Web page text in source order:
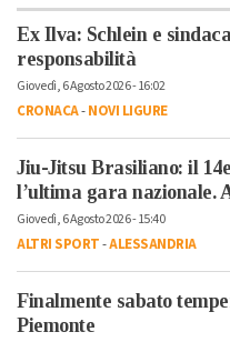
Ex Ilva: Schlein e
responsabilità
Giovedì, 6 Agosto 2026 - 16:02
CRONACA-NOVI LIGURE
Jiu-Jitsu Brasiliano: il
l’ultima gara nazionale.
Giovedì, 6 Agosto 2026 - 15:40
ALTRI SPORT-ALESSANDRIA
Finalmente sabato
Piemonte